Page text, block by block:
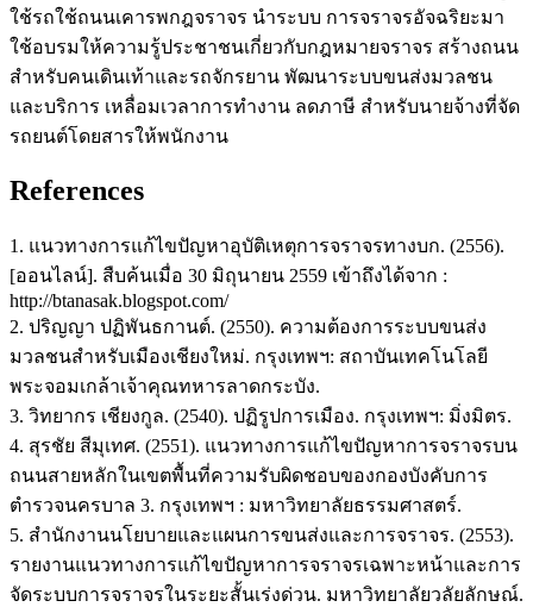
ใช้รถใช้ถนนเคารพกฎจราจร นำระบบ การจราจรอัจฉริยะมา
ใช้อบรมให้ความรู้ประชาชนเกี่ยวกับกฎหมายจราจร สร้างถนน
สำหรับคนเดินเท้าและรถจักรยาน พัฒนาระบบขนส่งมวลชน
และบริการ เหลื่อมเวลาการทำงาน ลดภาษี สำหรับนายจ้างที่จัด
รถยนต์โดยสารให้พนักงาน
References
1. แนวทางการแก้ไขปัญหาอุบัติเหตุการจราจรทางบก. (2556).
[ออนไลน์]. สืบค้นเมื่อ 30 มิถุนายน 2559 เข้าถึงได้จาก :
http://btanasak.blogspot.com/
2. ปริญญา ปฏิพันธกานต์. (2550). ความต้องการระบบขนส่ง
มวลชนสำหรับเมืองเชียงใหม่. กรุงเทพฯ: สถาบันเทคโนโลยี
พระจอมเกล้าเจ้าคุณทหารลาดกระบัง.
3. วิทยากร เชียงกูล. (2540). ปฏิรูปการเมือง. กรุงเทพฯ: มิ่งมิตร.
4. สุรชัย สีมุเทศ. (2551). แนวทางการแก้ไขปัญหาการจราจรบน
ถนนสายหลักในเขตพื้นที่ความรับผิดชอบของกองบังคับการ
ตำรวจนครบาล 3. กรุงเทพฯ : มหาวิทยาลัยธรรมศาสตร์.
5. สำนักงานนโยบายและแผนการขนส่งและการจราจร. (2553).
รายงานแนวทางการแก้ไขปัญหาการจราจรเฉพาะหน้าและการ
จัดระบบการจราจรในระยะสั้นเร่งด่วน. มหาวิทยาลัยวลัยลักษณ์.